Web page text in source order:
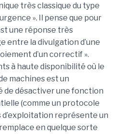
très classique du type
». Il pense que pour
une réponse très
entre la divulgation d’une
d’un correctif ».
à haute disponibilité où le
machines est un
de désactiver une fonction
(comme un protocole
d’exploitation représente un
en quelque sorte